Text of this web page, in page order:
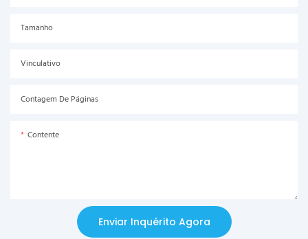
Tamanho
Vinculativo
Contagem De Páginas
Contente
Enviar Inquérito Agora